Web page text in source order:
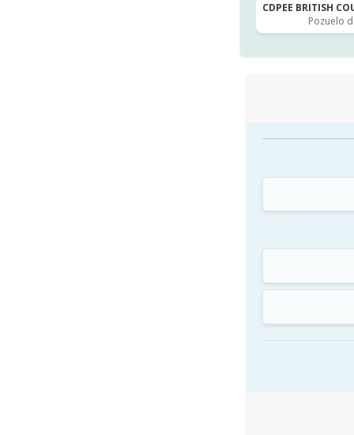
CDPEE BRITISH
Pozuelo